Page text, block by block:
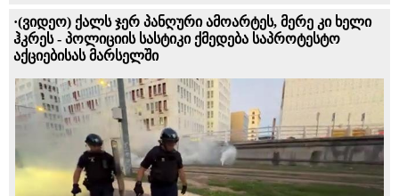
·(ვიდეო) ქალს ჯერ პანღური ამოარტეს, მერე კი ხელი
ჰკრეს - პოლიციის სასტიკი ქმედება საპროტესტო
აქციებისას მარსელში